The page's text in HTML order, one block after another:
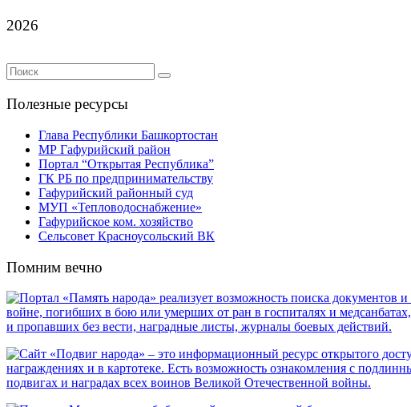
2026
Полезные ресурсы
Глава Республики Башкортостан
МР Гафурийский район
Портал “Открытая Республика”
ГК РБ по предпринимательству
Гафурийский районный суд
МУП «Тепловодоснабжение»
Гафурийское ком. хозяйство
Сельсовет Красноусольский ВК
Помним вечно